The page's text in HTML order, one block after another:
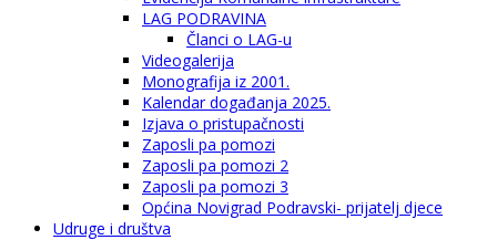
LAG PODRAVINA
Članci o LAG-u
Videogalerija
Monografija iz 2001.
Kalendar događanja 2025.
Izjava o pristupačnosti
Zaposli pa pomozi
Zaposli pa pomozi 2
Zaposli pa pomozi 3
Općina Novigrad Podravski- prijatelj djece
Udruge i društva